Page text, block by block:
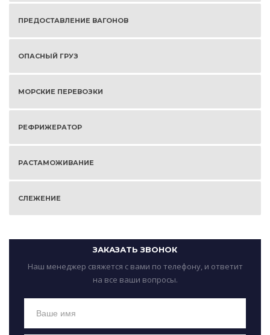
ПРЕДОСТАВЛЕНИЕ ВАГОНОВ
ОПАСНЫЙ ГРУЗ
МОРСКИЕ ПЕРЕВОЗКИ
РЕФРИЖЕРАТОР
РАСТАМОЖИВАНИЕ
СЛЕЖЕНИЕ
ЗАКАЗАТЬ ЗВОНОК
Наш менеджер свяжется с вами по телефону, и ответит
на все ваши вопросы.